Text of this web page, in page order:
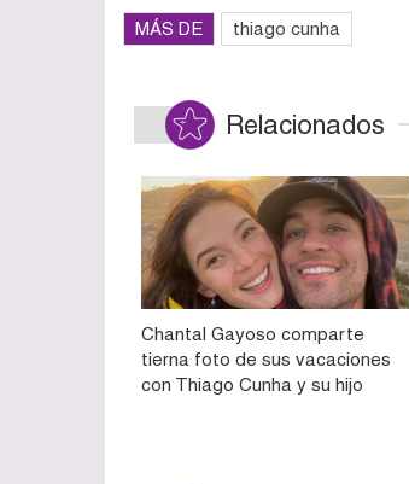
MÁS DE thiago cunha
Relacionados
Chantal Gayoso comparte
tierna foto de sus vacaciones
con Thiago Cunha y su hijo